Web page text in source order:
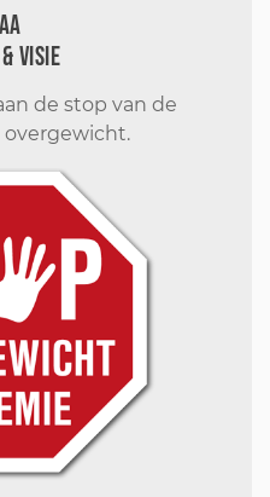
visie
de stop van de